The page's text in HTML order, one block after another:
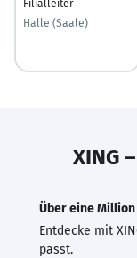
Filialleiter
Halle (Saale)
XING
Über eine Million
Entdecke mit
passt.